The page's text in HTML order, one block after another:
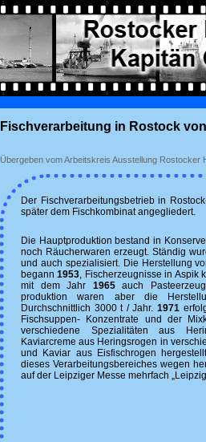
Fischverarbeitung in Rostock
Übergeben vom Arbeitskreis Ausstellung Rostocker
Der Fischverarbeitungsbetrieb in
später dem Fischkombinat angegliedert.
Die Hauptproduktion bestand in
noch Räucherwaren erzeugt. Ständig
und auch spezialisiert. Die Herstellung
begann1953, Fischerzeugnisse in Aspik
mit dem Jahr 1965auch
produktion waren aber die
Durchschnittlich 3000 t / Jahr. 1971
Fischsuppen- Konzentrate und der
verschiedene Spezialitäten aus
Kaviarcreme aus Heringsrogen in
und Kaviar aus Eisfischrogen
dieses Verarbeitungs­bereiches wegen
auf der Leipziger Messe mehrfach